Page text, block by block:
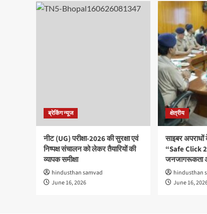
ब्रेकिंग न्यूज
नीट (UG) परीक्षा-2026 की सुरक्षा एवं
निष्पक्ष संचालन को लेकर तैयारियों की
व्यापक समीक्षा
hindusthan samvad
June 16, 2026
क्षेत्रीय
साइबर अपराधों
“Safe Click
जनजागरूकता
hindusthan
June 16,